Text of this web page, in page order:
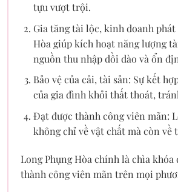
tựu vượt trội.
Gia tăng tài lộc, kinh doanh
Hòa giúp kích hoạt năng lượng
nguồn thu nhập dồi dào và ổn
Bảo vệ của cải, tài sản: Sự kết
của gia đình khỏi thất thoát,
Đạt được thành công viên mãn:
không chỉ về vật chất mà còn
Long Phụng Hòa chính là chìa
thành công viên mãn trên mọi